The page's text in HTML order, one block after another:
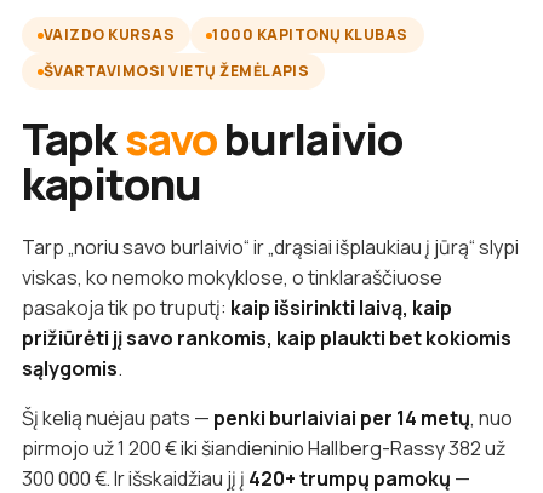
VAIZDO KURSAS
1000 KAPITONŲ KLUBAS
ŠVARTAVIMOSI VIETŲ ŽEMĖLAPIS
Tapksavoburlaivio
kapitonu
Tarp „noriu savo burlaivio“ ir „drąsiai išplaukiau į jūrą“ slypi
viskas, ko nemoko mokyklose, o tinklaraščiuose
pasakoja tik po truputį: kaip išsirinkti laivą, kaip
prižiūrėti jį savo rankomis, kaip plaukti bet kokiomis
sąlygomis.
Šį kelią nuėjau pats — penki burlaiviai per 14 metų, nuo
pirmojo už 1 200 € iki šiandieninio Hallberg-Rassy 382 už
300 000 €. Ir išskaidžiau jį į 420+ trumpų pamokų —